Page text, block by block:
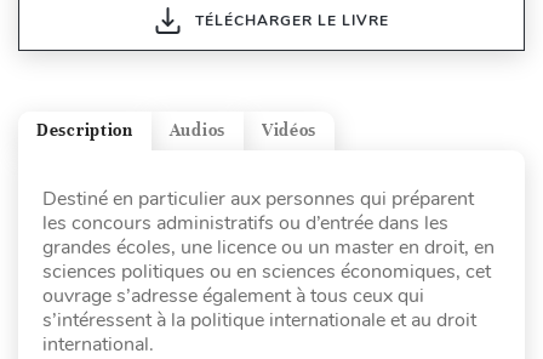
TÉLÉCHARGER LE LIVRE
Vidéos
Audios
Description
Destiné en particulier aux personnes qui préparent
les concours administratifs ou d’entrée dans les
grandes écoles, une licence ou un master en droit, en
sciences politiques ou en sciences économiques, cet
ouvrage s’adresse également à tous ceux qui
s’intéressent à la politique internationale et au droit
international.